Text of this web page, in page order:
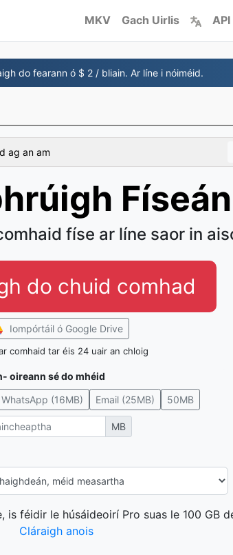
MKV Gach Uirlis API
do fearann ó $ 2 / bliain. Ar líne i nóiméid.
ag an am
Físeán
físe ar líne saor in
do chuid comhad
Iompórtáil ó Google Drive
comhaid tar éis 24 uair an chloig
oireann sé do mhéid
WhatsApp (16MB) Email (25MB) 50MB
MB
is féidir le húsáideoirí Pro suas le 100 GB
Cláraigh anois